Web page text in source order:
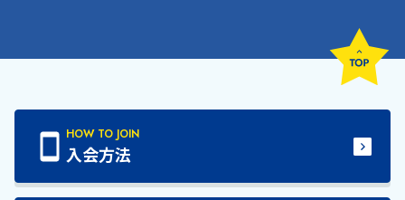
HOW TO JOIN
入会方法